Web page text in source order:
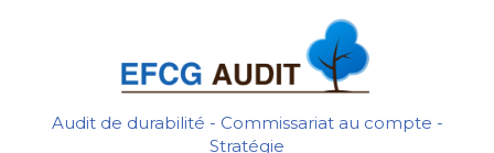
Audit de durabilité - Commissariat au compte -
Stratégie